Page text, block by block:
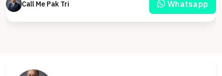
Call Me Pak Tri Whatsapp